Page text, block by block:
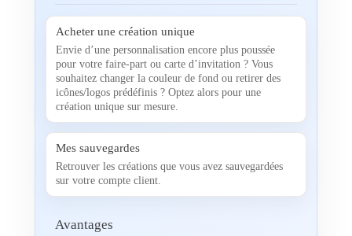
Acheter une création unique
Envie d’une personnalisation encore plus poussée
pour votre faire-part ou carte d’invitation ? Vous
souhaitez changer la couleur de fond ou retirer des
icônes/logos prédéfinis ? Optez alors pour une
création unique sur mesure.
Mes sauvegardes
Retrouver les créations que vous avez sauvegardées
sur votre compte client.
Avantages